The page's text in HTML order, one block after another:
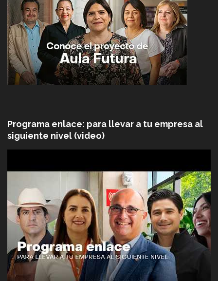
Programa enlace: para llevar a tu empresa al
siguiente nivel (video)